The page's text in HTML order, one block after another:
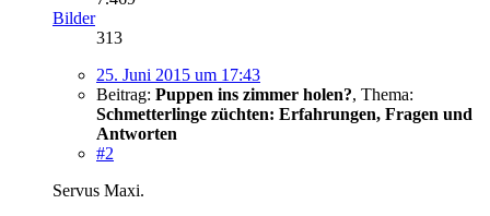
Bilder
313
25. Juni 2015 um 17:43
Beitrag: Puppen ins zimmer holen?, Thema:
Schmetterlinge züchten: Erfahrungen, Fragen und
Antworten
#2
Servus Maxi.